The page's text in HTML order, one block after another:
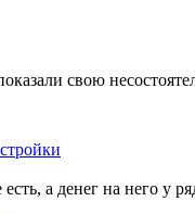
свою
а денег на него у